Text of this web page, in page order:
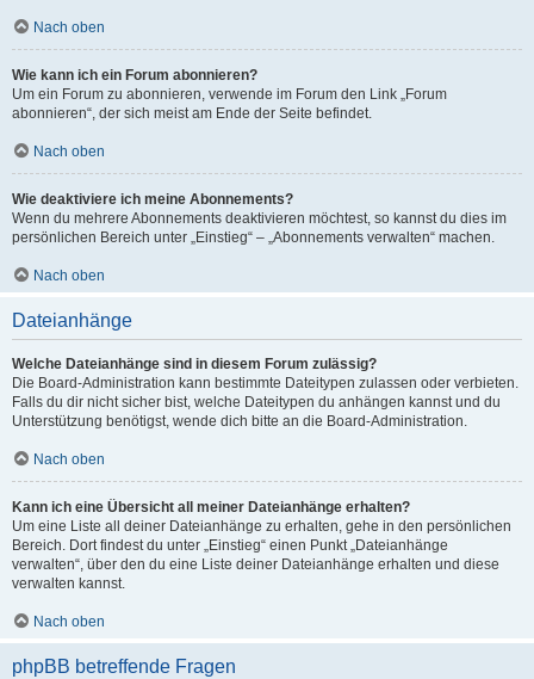
Nach oben
Wie kann ich ein Forum abonnieren?
Um ein Forum zu abonnieren, verwende im Forum den Link „Forum
abonnieren“, der sich meist am Ende der Seite befindet.
Nach oben
Wie deaktiviere ich meine Abonnements?
Wenn du mehrere Abonnements deaktivieren möchtest, so kannst du dies im
persönlichen Bereich unter „Einstieg“ – „Abonnements verwalten“ machen.
Nach oben
Dateianhänge
Welche Dateianhänge sind in diesem Forum zulässig?
Die Board-Administration kann bestimmte Dateitypen zulassen oder verbieten.
Falls du dir nicht sicher bist, welche Dateitypen du anhängen kannst und du
Unterstützung benötigst, wende dich bitte an die Board-Administration.
Nach oben
Kann ich eine Übersicht all meiner Dateianhänge erhalten?
Um eine Liste all deiner Dateianhänge zu erhalten, gehe in den persönlichen
Bereich. Dort findest du unter „Einstieg“ einen Punkt „Dateianhänge
verwalten“, über den du eine Liste deiner Dateianhänge erhalten und diese
verwalten kannst.
Nach oben
phpBB betreffende Fragen